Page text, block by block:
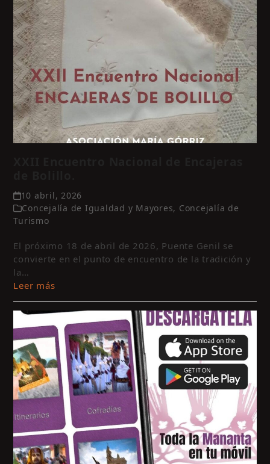
10 abril, 2026
Concejalía de Igualdad y Mayores, Concejalía de
Turismo
El próximo 18 de abril de 2026, Puente Genil se
convierte en el punto de encuentro de la tradición y
la…
Leer más